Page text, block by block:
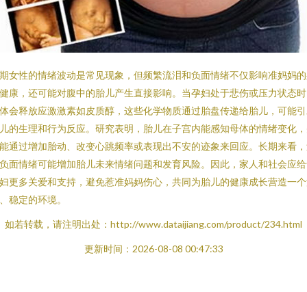
女性的情绪波动是常见现象，但频繁流泪和负面情绪不仅影响准妈妈
康，还可能对腹中的胎儿产生直接影响。当孕妇处于悲伤或压力状态
会释放应激激素如皮质醇，这些化学物质通过胎盘传递给胎儿，可能
的生理和行为反应。研究表明，胎儿在子宫内能感知母体的情绪变化
通过增加胎动、改变心跳频率或表现出不安的迹象来回应。长期来看
面情绪可能增加胎儿未来情绪问题和发育风险。因此，家人和社会应
更多关爱和支持，避免惹准妈妈伤心，共同为胎儿的健康成长营造一
稳定的环境。
如若转载，请注明出处：http://www.dataijiang.com/product/234.html
更新时间：2026-08-08 00:47:33